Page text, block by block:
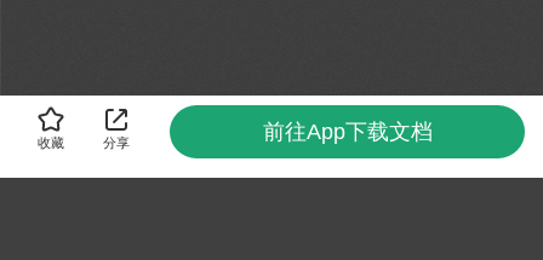
收藏 分享 前往App下载文档